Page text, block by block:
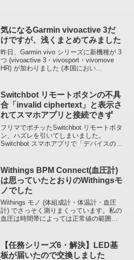
気になるGarmin vivoactive 3だ
けですが、浅くまとめてみました
昨日、Garmin vivo シリーズに新機種が 3
つ (vivoactive 3・vivosport・vivomove
HR) が加わりました (本国におい
Switchbot リモートボタンの不具
合「invalid ciphertext」と表示さ
れてスマホアプリと接続できず
フリマでポチッたSwitchbot リモートボタ
ン、ハズレを引いてしまいました。
Switchbot スマホアプリで「デバイスの追
プ画面が表示されて...
Withings BPM Connect(血圧計)
は思っていたとおりのWithingsモ
ノでした
Withings モノ (体組成計・体温計・血圧
計) でさっそく測りまくっています。私の
血圧は時間帯によっては正常値の範囲内
値とほとんど一緒ですね。起床後トイレ
に行き、...
【任務シリーズ6・解決】LED基
板が届いたので交換しました